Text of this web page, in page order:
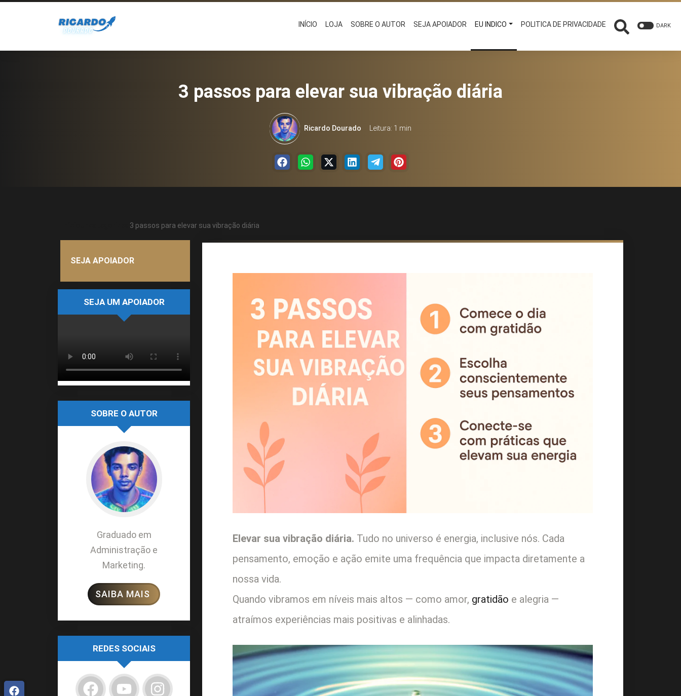
INÍCIO LOJA SOBRE O AUTOR SEJA APOIADOR EU INDICO POLITICA DE PRIVACIDADE DARK
3 passos para elevar sua vibração diária
Ricardo Dourado Leitura: 1 min
3 passos para elevar sua vibração diária
Elevar sua vibração diária. Tudo no universo é energia, inclusive nós. Cada
pensamento, emoção e ação emite uma frequência que impacta diretamente a
nossa vida.
Quando vibramos em níveis mais altos — como amor, gratidão e alegria —
atraímos experiências mais positivas e alinhadas.
SEJA APOIADOR
SEJA UM APOIADOR
SOBRE O AUTOR
Graduado em
Administração e
Marketing.
SAIBA MAIS
REDES SOCIAIS